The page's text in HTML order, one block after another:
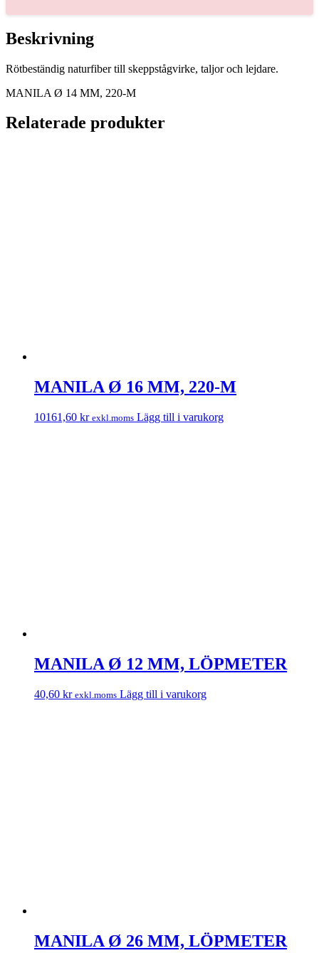
M
mängd
Beskrivning
Rötbeständig naturfiber till skeppstågvirke, taljor och lejdare.
MANILA Ø 14 MM, 220-M
Relaterade produkter
MANILA Ø 16 MM, 220-M
10161,60 kr exkl.moms Lägg till i varukorg
MANILA Ø 12 MM, LÖPMETER
40,60 kr exkl.moms Lägg till i varukorg
MANILA Ø 26 MM, LÖPMETER